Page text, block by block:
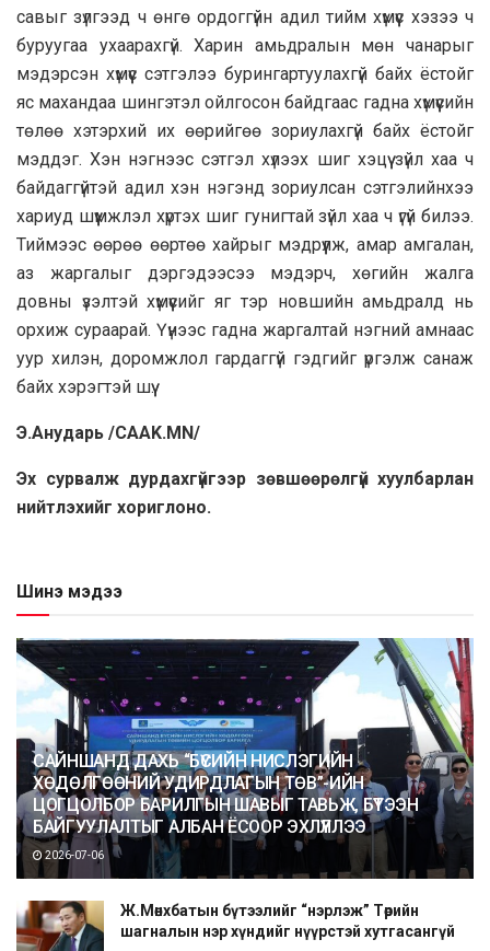
савыг зүлгээд ч өнгө ордоггүйн адил тийм хүмүүс хэзээ ч
буруугаа ухаарахгүй. Харин амьдралын мөн чанарыг
мэдэрсэн хүмүүс сэтгэлээ бурингартуулахгүй байх ёстойг
яс махандаа шингэтэл ойлгосон байдгаас гадна хүмүүсийн
төлөө хэтэрхий их өөрийгөө зориулахгүй байх ёстойг
мэддэг. Хэн нэгнээс сэтгэл хүлээх шиг хэцүү зүйл хаа ч
байдаггүйтэй адил хэн нэгэнд зориулсан сэтгэлийнхээ
хариуд шүүмжлэл хүртэх шиг гунигтай зүйл хаа ч үгүй билээ.
Тиймээс өөрөө өөртөө хайрыг мэдрүүлж, амар амгалан,
аз жаргалыг дэргэдээсээ мэдэрч, хөгийн жалга
довны үзэлтэй хүмүүсийг яг тэр новшийн амьдралд нь
орхиж сураарай. Үүнээс гадна жаргалтай нэгний амнаас
уур хилэн, доромжлол гардаггүй гэдгийг үргэлж санаж
байх хэрэгтэй шүү.
Э.Анударь /CAAK.MN/
Эх сурвалж дурдахгүйгээр зөвшөөрөлгүй хуулбарлан
нийтлэхийг хориглоно.
Шинэ мэдээ
САЙНШАНД ДАХЬ “БҮСИЙН НИСЛЭГИЙН
ХӨДӨЛГӨӨНИЙ УДИРДЛАГЫН ТӨВ”-ИЙН
ЦОГЦОЛБОР БАРИЛГЫН ШАВЫГ ТАВЬЖ, БҮТЭЭН
БАЙГУУЛАЛТЫГ АЛБАН ЁСООР ЭХЛҮҮЛЛЭЭ
2026-07-06
Ж.Мөнхбатын бүтээлийг “нэрлэж” Төрийн
шагналын нэр хүндийг нүүрстэй хутгасангүй